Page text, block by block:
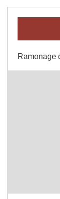
Ramonage